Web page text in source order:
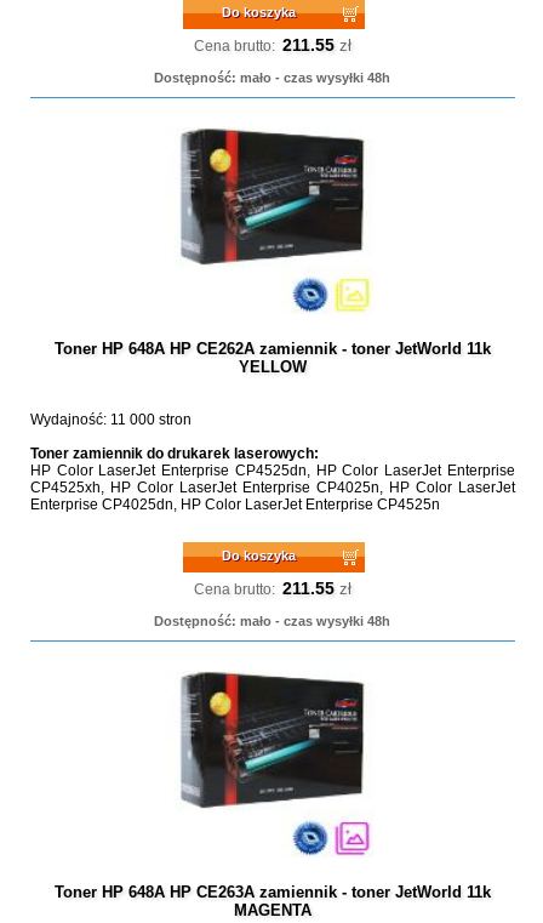
Do koszyka
Cena brutto: 211.55 zł
Dostępność: mało - czas wysyłki 48h
Toner HP 648A HP CE262A zamiennik - toner JetWorld 11k
YELLOW
Wydajność: 11 000 stron
Toner zamiennik do drukarek laserowych:
HP Color LaserJet Enterprise CP4525dn, HP Color LaserJet Enterprise
CP4525xh, HP Color LaserJet Enterprise CP4025n, HP Color LaserJet
Enterprise CP4025dn, HP Color LaserJet Enterprise CP4525n
Do koszyka
Cena brutto: 211.55 zł
Dostępność: mało - czas wysyłki 48h
Toner HP 648A HP CE263A zamiennik - toner JetWorld 11k
MAGENTA